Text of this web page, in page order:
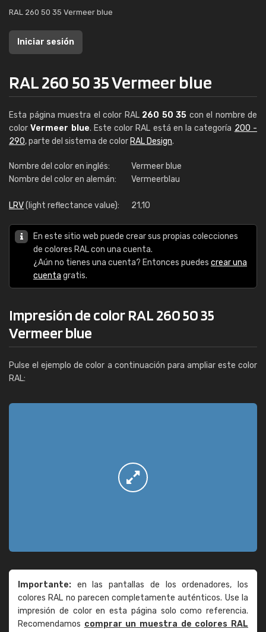
RAL 260 50 35 Vermeer blue
Iniciar sesión
RAL 260 50 35 Vermeer blue
Esta página muestra el color RAL 260 50 35 con el nombre de
colorVermeer blue. Este color RAL está en la categoría 200 -
290, parte del sistema de color RAL Design.
Nombre del color en inglés:
Vermeer blue
Nombre del color en alemán:
Vermeerblau
LRV(light reflectance value): 21,10
En este sitio web puede crear sus propias colecciones
de colores RAL con una cuenta.
¿Aún no tienes una cuenta? Entonces puedes crear una
cuenta gratis.
Impresión de color RAL 260 50 35
Vermeer blue
Pulse el ejemplo de color a continuación para ampliar este color
RAL:
Importante: en las pantallas de los ordenadores, los
colores RAL no parecen completamente auténticos. Use la
impresión de color en esta página solo como referencia.
Recomendamos comprar un muestra de colores RAL